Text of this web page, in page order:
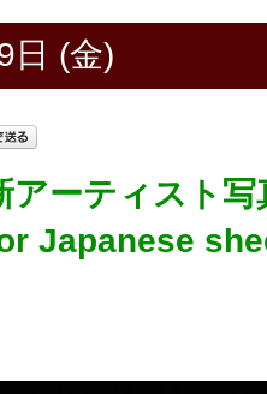
日 (金)
アーティスト
Japanese